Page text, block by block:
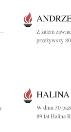
Z żalem
przeżywszy
HALINA
W dniu 30
89 lat Halina